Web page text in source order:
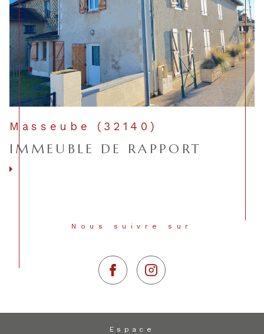
Masseube (32140)
IMMEUBLE DE RAPPORT
Nous suivre sur
Espace